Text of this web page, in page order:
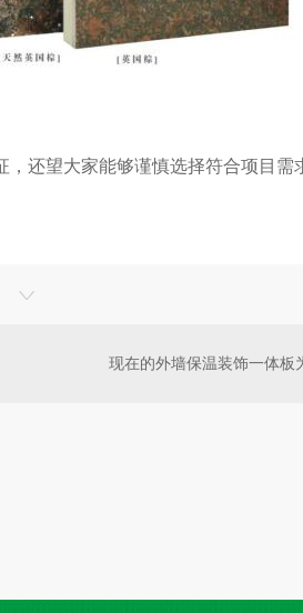
还望大家能够谨慎选择符合项目需